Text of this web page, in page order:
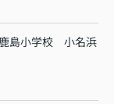
鹿島小学校
小名浜